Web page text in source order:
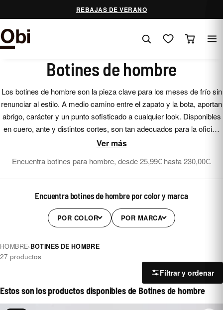
al
contenido
REBAJAS DE VERANO
Botines de hombre
Los botines de hombre son la pieza clave para los meses de frío sin
renunciar al estilo. A medio camino entre el zapato y la bota, aportan
abrigo, carácter y un punto sofisticado a cualquier look. Disponibles
en cuero, ante y distintos cortes, son tan adecuados para la oficina
como para un plan informal de fin de semana.
Ver más
Encuentra botines para hombre, desde 25,99€ hasta 230,00€.
Encuentra botines de hombre por color y marca
POR COLOR POR MARCA
HOMBRE›BOTINES DE HOMBRE
27 productos
Filtrar y ordenar
Estos son los productos disponibles de Botines de hombre